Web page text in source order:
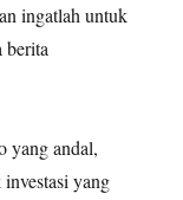
ingatlah untuk
berita
yang andal,
yang